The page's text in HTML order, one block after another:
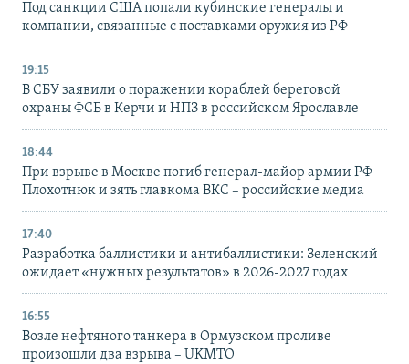
Под санкции США попали кубинские генералы и
компании, связанные с поставками оружия из РФ
19:15
В СБУ заявили о поражении кораблей береговой
охраны ФСБ в Керчи и НПЗ в российском Ярославле
18:44
При взрыве в Москве погиб генерал-майор армии РФ
Плохотнюк и зять главкома ВКС – российские медиа
17:40
Разработка баллистики и антибаллистики: Зеленский
ожидает «нужных результатов» в 2026-2027 годах
16:55
Возле нефтяного танкера в Ормузском проливе
произошли два взрыва – UKMTO